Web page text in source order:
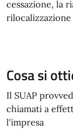
cessazione, la
Cosa si
Il SUAP
chiamati a
l'impresa